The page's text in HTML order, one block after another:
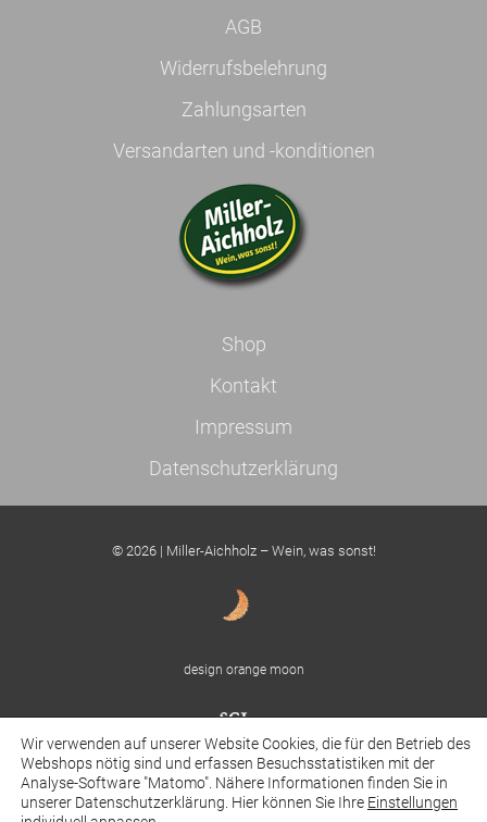
AGB
Widerrufsbelehrung
Zahlungsarten
Versandarten und -konditionen
Shop
Kontakt
Impressum
Datenschutzerklärung
© 2026 | Miller-Aichholz – Wein, was sonst!
design orange moon
powered by SCIAM Digitalmedien
Wir verwenden auf unserer Website Cookies, die für den Betrieb des
Webshops nötig sind und erfassen Besuchsstatistiken mit der
Analyse-Software "Matomo". Nähere Informationen finden Sie in
unserer Datenschutzerklärung. Hier können Sie Ihre Einstellungen